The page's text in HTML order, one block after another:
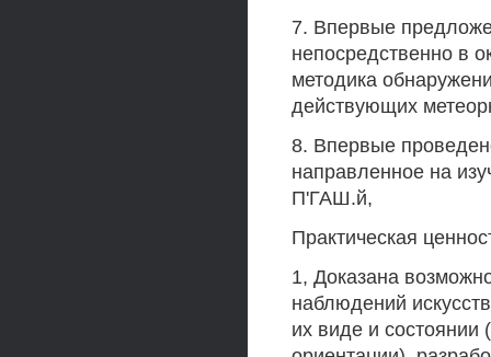
7. Впервые
непосредственно в
методика
действующих
8. Впервые
направленное на
П'ГАШ.й,
Практическая
1, Доказана
наблюдений
их виде и